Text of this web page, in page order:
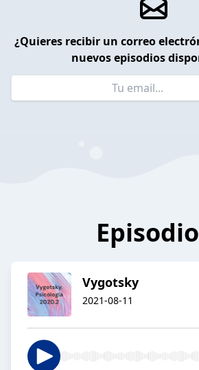
¿Quieres recibir un correo
nuevos episodios
Vygotsky
2021-08-11